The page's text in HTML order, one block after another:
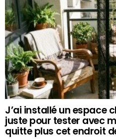
J’ai installé un espace
juste pour tester avec
quitte plus cet endroit